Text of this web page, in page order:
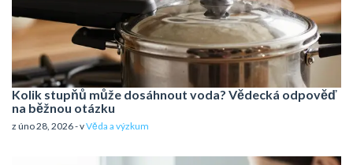
Kolik stupňů může dosáhnout voda? Vědecká odpověď
na běžnou otázku
z úno 28, 2026 - vVěda a výzkum